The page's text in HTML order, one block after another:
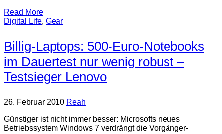
Read More
Digital Life, Gear
Billig-Laptops: 500-Euro-Notebooks
im Dauertest nur wenig robust –
Testsieger Lenovo
26. Februar 2010 Reah
Günstiger ist nicht immer besser: Microsofts neues
Betriebssystem Windows 7 verdrängt die Vorgänger-